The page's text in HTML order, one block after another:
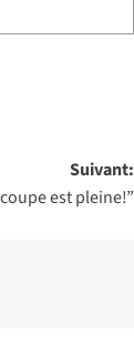
Suivant:
est pleine!”